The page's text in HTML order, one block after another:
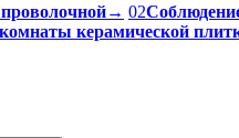
→ 02
керамической